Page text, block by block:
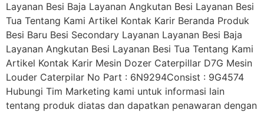
Layanan Besi Baja Layanan Angkutan Besi Layanan Besi
Tua Tentang Kami Artikel Kontak Karir Beranda Produk
Besi Baru Besi Secondary Layanan Layanan Besi Baja
Layanan Angkutan Besi Layanan Besi Tua Tentang Kami
Artikel Kontak Karir Mesin Dozer Caterpillar D7G Mesin
Louder Caterpilar No Part : 6N9294Consist : 9G4574
Hubungi Tim Marketing kami untuk informasi lain
tentang produk diatas dan dapatkan penawaran dengan